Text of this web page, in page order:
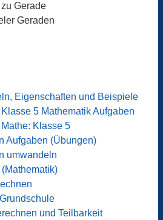
Gerade
Geraden
Eigenschaften und Beispiele
5 Mathematik Aufgaben
Klasse 5
Aufgaben (Übungen)
umwandeln
und Teilbarkeit